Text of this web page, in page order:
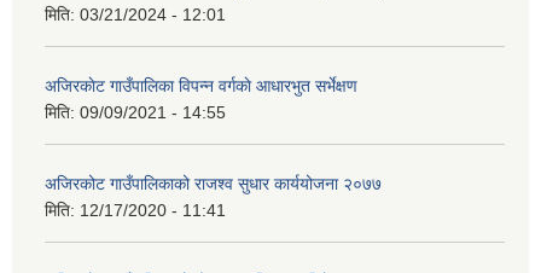
मिति: 03/21/2024 - 12:01
अजिरकाेट गाउँपालिका विपन्न वर्गकाे आधारभुत सर्भेक्षण
मिति: 09/09/2021 - 14:55
अजिरकोट गाउँपालिकाको राजश्व सुधार कार्ययोजना २०७७
मिति: 12/17/2020 - 11:41